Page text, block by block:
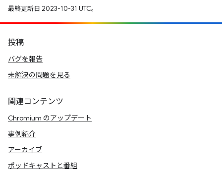
最終更新日 2023-10-31 UTC。
投稿
バグを報告
未解決の問題を見る
関連コンテンツ
Chromium のアップデート
事例紹介
アーカイブ
ポッドキャストと番組